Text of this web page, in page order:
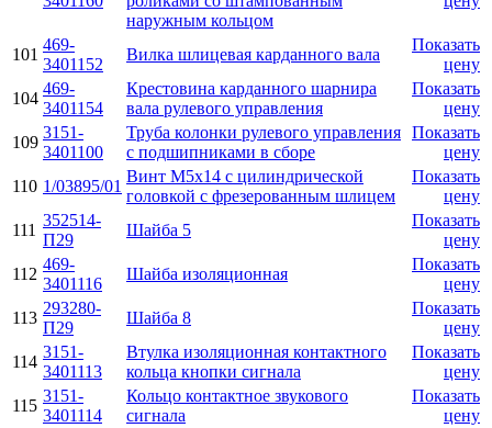
наружным кольцом
101
469-
3401152
Вилка шлицевая карданного вала
Показать
цену
104
469-
3401154
Крестовина карданного шарнира
вала рулевого управления
Показать
цену
109
3151-
3401100
Труба колонки рулевого управления
с подшипниками в сборе
Показать
цену
110 1/03895/01
Винт М5х14 с цилиндрической
головкой с фрезерованным шлицем
Показать
цену
111
352514-
П29
Шайба 5
Показать
цену
112
469-
3401116
Шайба изоляционная
Показать
цену
113
293280-
П29
Шайба 8
Показать
цену
114
3151-
3401113
Втулка изоляционная контактного
кольца кнопки сигнала
Показать
цену
115
3151-
3401114
Кольцо контактное звукового
сигнала
Показать
цену